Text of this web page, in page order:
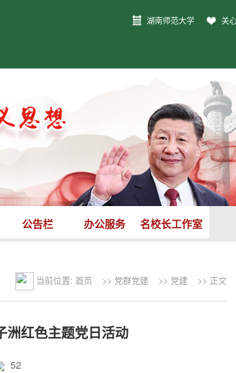
湖南师范大学 关
公告栏 办公服务 名校长工作室
当前位置: 首页 >> 党群党建 >> 党建 >> 正文
红色主题党日活动
52